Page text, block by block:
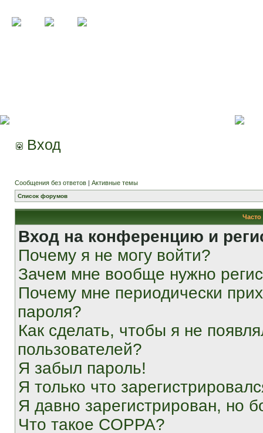
Вход
Сообщения без ответов | Активные темы
Список форумов
Вход на конференцию и
Почему я не могу войти?
Зачем мне вообще нужно
Почему мне периодически
пароля?
Как сделать, чтобы я не
пользователей?
Я забыл пароль!
Я только что
Я давно зарегистрирован, но
Что такое COPPA?